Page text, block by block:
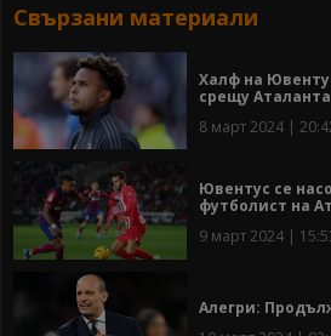
Свързани материали
Халф на
срещу Аталанта
8 март 2024 |
Ювентус се
футболист на
9 март 2024 |
Алегри: